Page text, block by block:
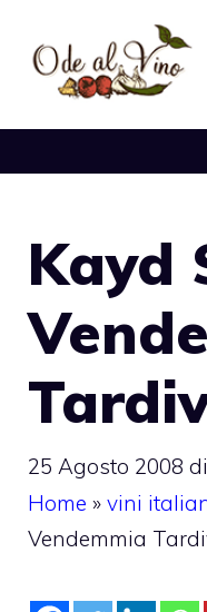
contenuto
Kayd
25 Agosto 2008 di
Home » vini
Vendemmia